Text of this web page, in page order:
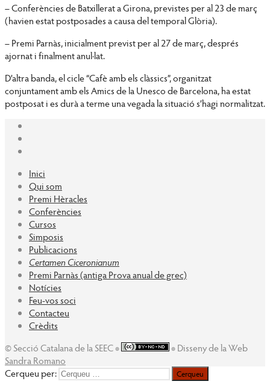
– Conferències de Batxillerat a Girona, previstes per al 23 de març
(havien estat postposades a causa del temporal Glòria).
– Premi Parnàs, inicialment previst per al 27 de març, després
ajornat i finalment anul·lat.
D’altra banda, el cicle “Cafè amb els clàssics”, organitzat
conjuntament amb els Amics de la Unesco de Barcelona, ha estat
postposat i es durà a terme una vegada la situació s’hagi normalitzat.
Inici
Qui som
Premi Hèracles
Conferències
Cursos
Simposis
Publicacions
Certamen Ciceronianum
Premi Parnàs (antiga Prova anual de grec)
Notícies
Feu-vos soci
Contacteu
Crèdits
© Secció Catalana de la SEEC ◉
◉ Disseny de la Web
Sandra Romano
Cerqueu per: